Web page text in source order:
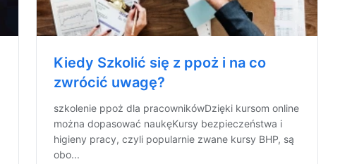
Kiedy Szkolić się z ppoż i na co
zwrócić uwagę?
szkolenie ppoż dla pracownikówDzięki kursom online
można dopasować naukęKursy bezpieczeństwa i
higieny pracy, czyli popularnie zwane kursy BHP, są
obo...